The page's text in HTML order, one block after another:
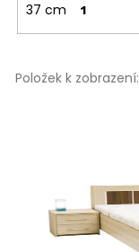
37 cm 1
Položek k zobrazení: